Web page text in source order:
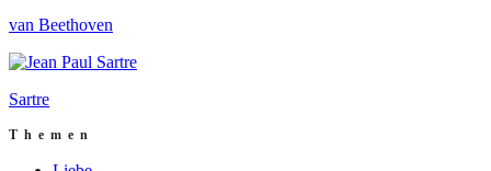
van Beethoven
Sartre
Themen